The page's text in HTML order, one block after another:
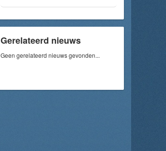
Gerelateerd nieuws
Geen gerelateerd nieuws gevonden...